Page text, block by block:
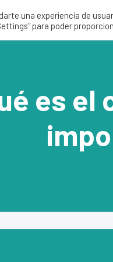
es el
una experiencia de
para poder